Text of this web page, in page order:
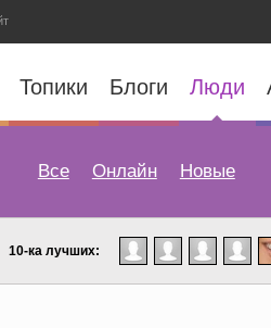
Топики Блоги Люди
Все Онлайн Новые
10-ка лучших: